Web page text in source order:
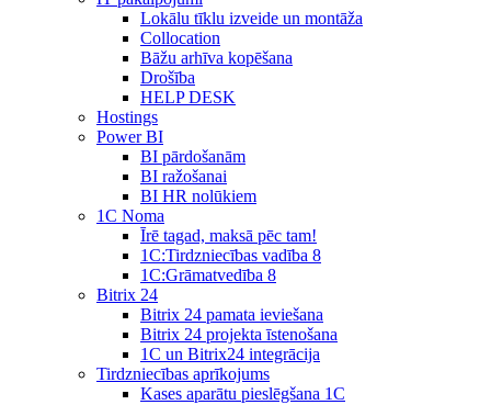
Lokālu tīklu izveide un montāža
Collocation
Bāžu arhīva kopēšana
Drošība
HELP DESK
Hostings
Power BI
BI pārdošanām
BI ražošanai
BI HR nolūkiem
1C Noma
Īrē tagad, maksā pēc tam!
1С:Tirdzniecības vadība 8
1С:Grāmatvedība 8
Bitrix 24
Bitrix 24 pamata ieviešana
Bitrix 24 projekta īstenošana
1C un Bitrix24 integrācija
Tirdzniecības aprīkojums
Kases aparātu pieslēgšana 1C